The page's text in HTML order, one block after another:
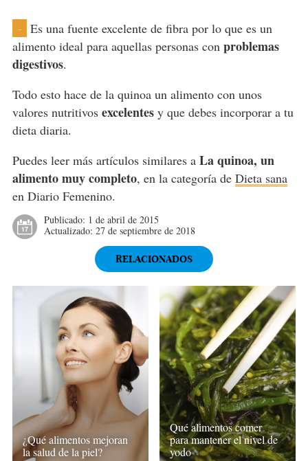
-
Es una fuente excelente de fibra por lo que es un
alimento ideal para aquellas personas con problemas
digestivos.
Todo esto hace de la quinoa un alimento con unos
valores nutritivos excelentesy que debes incorporar a tu
dieta diaria.
Puedes leer más artículos similares a La quinoa, un
alimento muy completo, en la categoría de Dieta sana
en Diario Femenino.
Publicado: 1 de abril de 2015
Actualizado: 27 de septiembre de 2018
RELACIONADOS
¿Qué alimentos mejoran
la salud de la piel?
Qué alimentos comer
para mantener el nivel de
yodo